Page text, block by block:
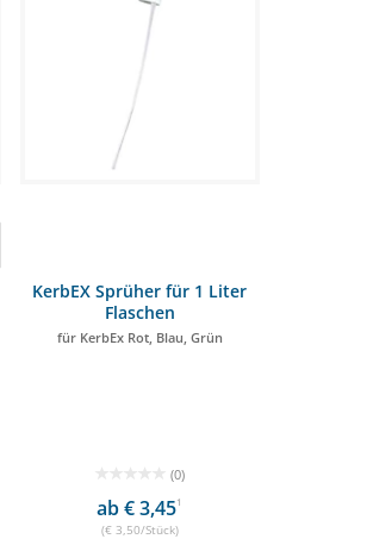
Insektenschutz
KerbEX Sprüher für 1 Liter
Flaschen
für KerbEx Rot, Blau, Grün
(0)
ab € 3,451
(€ 3,50/Stück)